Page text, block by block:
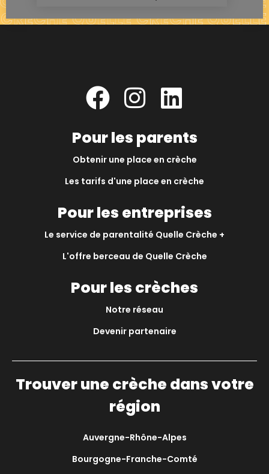
Pour les parents
Obtenir une place en crèche
Les tarifs d'une place en crèche
Pour les entreprises
Le service de parentalité Quelle Crèche +
L'offre berceau de Quelle Crèche
Pour les crèches
Notre réseau
Devenir partenaire
Trouver une crèche dans votre
région
Auvergne-Rhône-Alpes
Bourgogne-Franche-Comté